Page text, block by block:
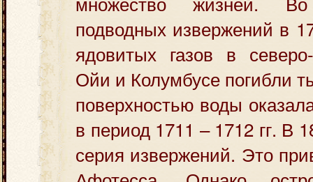
подводных извержений в
ядовитых газов в
Ойи и Колумбусе погибли
поверхностью воды
в период 1711 – 1712 гг. В
серия извержений. Это